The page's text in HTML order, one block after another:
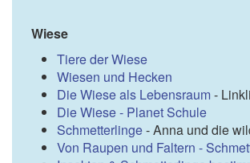
Wiese
Tiere der Wiese
Wiesen und Hecken
Die Wiese als Lebensraum-
Die Wiese - Planet Schule
Schmetterlinge- Anna und die
Von Raupen und Faltern -